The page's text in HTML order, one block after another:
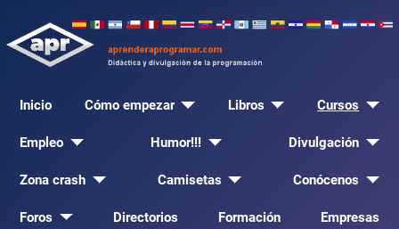
Inicio Cómo empezar Libros Cursos
Empleo Humor!!! Divulgación
Zona crash Camisetas Conócenos
Foros Directorios Formación Empresas